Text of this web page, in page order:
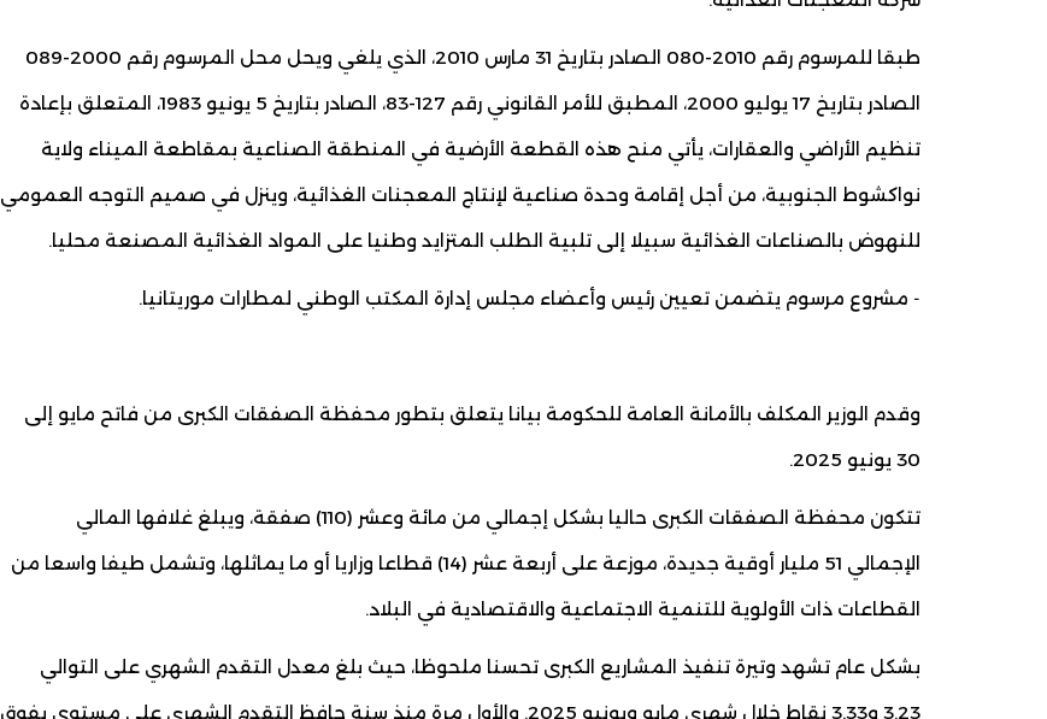
طبقا للمرسوم رقم 2010-080 الصادر بتاريخ 31 مارس 2010، الذي يلغي ويحل محل المرسوم رقم 2000-089
الصادر بتاريخ 17 يوليو 2000، المطبق للأمر القانوني رقم 127-83، الصادر بتاريخ 5 يونيو 1983، المتعلق بإعادة
تنظيم الأراضي والعقارات، يأتي منح هذه القطعة الأرضية في المنطقة الصناعية بمقاطعة الميناء ولاية
نواكشوط الجنوبية، من أجل إقامة وحدة صناعية لإنتاج المعجنات الغذائية، وينزل في صميم التوجه العمومي
للنهوض بالصناعات الغذائية سبيلا إلى تلبية الطلب المتزايد وطنيا على المواد الغذائية المصنعة محليا.
‐ مشروع مرسوم يتضمن تعيين رئيس وأعضاء مجلس إدارة المكتب الوطني لمطارات موريتانيا.
وقدم الوزير المكلف بالأمانة العامة للحكومة بيانا يتعلق بتطور محفظة الصفقات الكبرى من فاتح مايو إلى
30 يونيو 2025.
تتكون محفظة الصفقات الكبرى حاليا بشكل إجمالي من مائة وعشر (110) صفقة، ويبلغ غلافها المالي
الإجمالي 51 مليار أوقية جديدة، موزعة على أربعة عشر (14) قطاعا وزاريا أو ما يماثلها، وتشمل طيفا واسعا من
القطاعات ذات الأولوية للتنمية الاجتماعية والاقتصادية في البلاد.
بشكل عام تشهد وتيرة تنفيذ المشاريع الكبرى تحسنا ملحوظا، حيث بلغ معدل التقدم الشهري على التوالي
3.23 و3.33 نقاط خلال شهري مايو ويونيو 2025. والأول مرة منذ سنة حافظ التقدم الشهري على مستوى يفوق